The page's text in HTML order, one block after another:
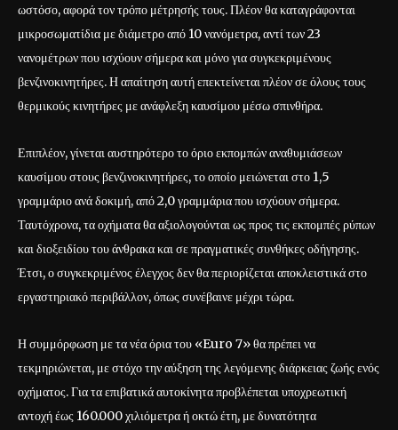
ωστόσο, αφορά τον τρόπο μέτρησής τους. Πλέον θα καταγράφονται
μικροσωματίδια με διάμετρο από 10 νανόμετρα, αντί των 23
νανομέτρων που ισχύουν σήμερα και μόνο για συγκεκριμένους
βενζινοκινητήρες. Η απαίτηση αυτή επεκτείνεται πλέον σε όλους τους
θερμικούς κινητήρες με ανάφλεξη καυσίμου μέσω σπινθήρα.
Επιπλέον, γίνεται αυστηρότερο το όριο εκπομπών αναθυμιάσεων
καυσίμου στους βενζινοκινητήρες, το οποίο μειώνεται στο 1,5
γραμμάριο ανά δοκιμή, από 2,0 γραμμάρια που ισχύουν σήμερα.
Ταυτόχρονα, τα οχήματα θα αξιολογούνται ως προς τις εκπομπές ρύπων
και διοξειδίου του άνθρακα και σε πραγματικές συνθήκες οδήγησης.
Έτσι, ο συγκεκριμένος έλεγχος δεν θα περιορίζεται αποκλειστικά στο
εργαστηριακό περιβάλλον, όπως συνέβαινε μέχρι τώρα.
Η συμμόρφωση με τα νέα όρια του «Euro 7» θα πρέπει να
τεκμηριώνεται, με στόχο την αύξηση της λεγόμενης διάρκειας ζωής ενός
οχήματος. Για τα επιβατικά αυτοκίνητα προβλέπεται υποχρεωτική
αντοχή έως 160.000 χιλιόμετρα ή οκτώ έτη, με δυνατότητα